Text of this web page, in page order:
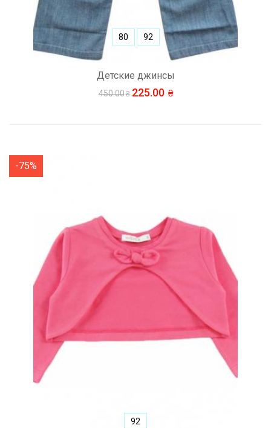
Детские джинсы
450.00 225.00
80 92
-75%
92